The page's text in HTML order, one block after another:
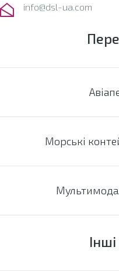
info@dsl-ua.com
Морські